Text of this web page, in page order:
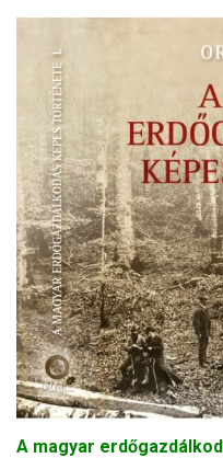
A magyar